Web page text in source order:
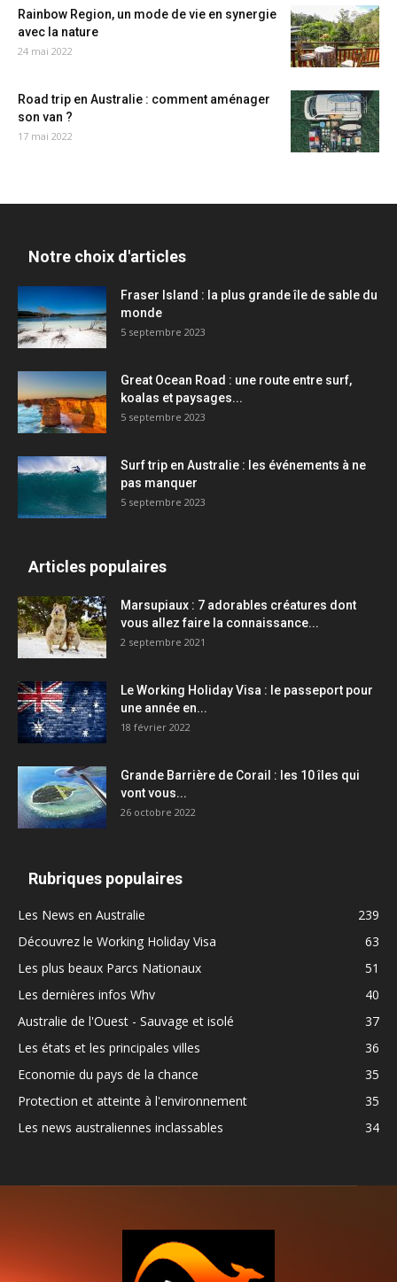
Rainbow Region, un mode de vie en synergie
avec la nature
24 mai 2022
Road trip en Australie : comment aménager
son van ?
17 mai 2022
Notre choix d'articles
Fraser Island : la plus grande île de sable du
monde
5 septembre 2023
Great Ocean Road : une route entre surf,
koalas et paysages...
5 septembre 2023
Surf trip en Australie : les événements à ne
pas manquer
5 septembre 2023
Articles populaires
Marsupiaux : 7 adorables créatures dont
vous allez faire la connaissance...
2 septembre 2021
Le Working Holiday Visa : le passeport pour
une année en...
18 février 2022
Grande Barrière de Corail : les 10 îles qui
vont vous...
26 octobre 2022
Rubriques populaires
Les News en Australie
239
Découvrez le Working Holiday Visa
63
Les plus beaux Parcs Nationaux
51
Les dernières infos Whv
40
Australie de l'Ouest - Sauvage et isolé
37
Les états et les principales villes
36
Economie du pays de la chance
35
Protection et atteinte à l'environnement
35
Les news australiennes inclassables
34